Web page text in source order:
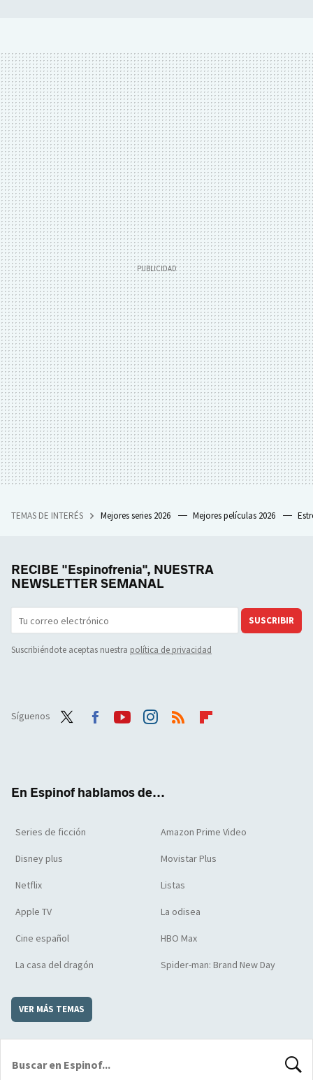
TEMAS DE INTERÉS Mejores series 2026 Mejores películas 2026
RECIBE "Espinofrenia", NUESTRA
NEWSLETTER SEMANAL
SUSCRIBIR
Suscribiéndote aceptas nuestra política de privacidad
Síguenos
En Espinof hablamos de...
Series de ficción Amazon Prime Video
Disney plus Movistar Plus
Netflix Listas
Apple TV La odisea
Cine español HBO Max
La casa del dragón Spider-man: Brand New Day
VER MÁS TEMAS